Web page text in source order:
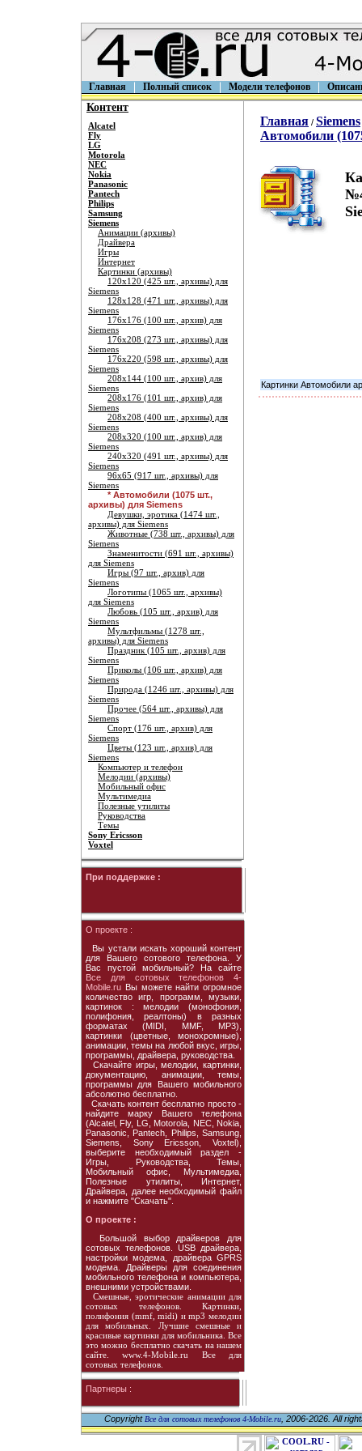
Главная Полный список Модели телефонов
Контент
Alcatel
Fly
LG
Motorola
NEC
Nokia
Panasonic
Pantech
Philips
Samsung
Siemens
Анимации (архивы)
Драйвера
Игры
Интернет
Картинки (архивы)
120х120 (425 шт., архивы) для
Siemens
128х128 (471 шт., архивы) для
Siemens
176х176 (100 шт., архив) для
Siemens
176х208 (273 шт., архивы) для
Siemens
176х220 (598 шт., архивы) для
Siemens
208х144 (100 шт., архив) для
Siemens
208х176 (101 шт., архив) для
Siemens
208х208 (400 шт., архивы) для
Siemens
208х320 (100 шт., архив) для
Siemens
240х320 (491 шт., архивы) для
Siemens
96х65 (917 шт., архивы) для
Siemens
* Автомобили (1075 шт.,
архивы) для Siemens
Девушки, эротика (1474 шт.,
архивы) для Siemens
Животные (738 шт., архивы) для
Siemens
Знаменитости (691 шт., архивы)
для Siemens
Игры (97 шт., архив) для
Siemens
Логотипы (1065 шт., архивы)
для Siemens
Любовь (105 шт., архив) для
Siemens
Мультфильмы (1278 шт.,
архивы) для Siemens
Праздник (105 шт., архив) для
Siemens
Приколы (106 шт., архив) для
Siemens
Природа (1246 шт., архивы) для
Siemens
Прочее (564 шт., архивы) для
Siemens
Спорт (176 шт., архив) для
Siemens
Цветы (123 шт., архив) для
Siemens
Компьютер и телефон
Мелодии (архивы)
Мобильный офис
Мультимедиа
Полезные утилиты
Руководства
Темы
Sony Ericsson
Voxtel
При поддержке :
О проекте :
Вы устали искать хороший контент
для Вашего сотового телефона. У
Вас пустой мобильный? На сайте
Все для сотовых телефонов 4-
Mobile.ru Вы можете найти огромное
количество игр, программ, музыки,
картинок : мелодии (монофония,
полифония, реалтоны) в разных
форматах (MIDI, MMF, MP3),
картинки (цветные, монохромные),
анимации, темы на любой вкус, игры,
программы, драйвера, руководства.
Скачайте игры, мелодии, картинки,
документацию, анимации, темы,
программы для Вашего мобильного
абсолютно бесплатно.
Скачать контент бесплатно просто -
найдите марку Вашего телефона
(Alcatel, Fly, LG, Motorola, NEC, Nokia,
Panasonic, Pantech, Philips, Samsung,
Siemens, Sony Ericsson, Voxtel),
выберите необходимый раздел -
Игры, Руководства, Темы,
Мобильный офис, Мультимедиа,
Полезные утилиты, Интернет,
Драйвера, далее необходимый файл
и нажмите "Скачать".
О проекте :
Большой выбор драйверов для
сотовых телефонов. USB драйвера,
настройки модема, драйвера GPRS
модема. Драйверы для соединения
мобильного телефона и компьютера,
внешними устройствами.
Смешные, эротические анимации для
сотовых телефонов. Картинки,
полифония (mmf, midi) и mp3 мелодии
для мобильных. Лучшие смешные и
красивые картинки для мобильника. Все
это можно бесплатно скачать на нашем
сайте. www.4-Mobile.ru Все для
сотовых телефонов.
Партнеры :
Главная / Siemens
Автомобили
Картинки Автомобили
Copyright Все для сотовых телефонов 4-Mobile.ru, 2006-2026. All